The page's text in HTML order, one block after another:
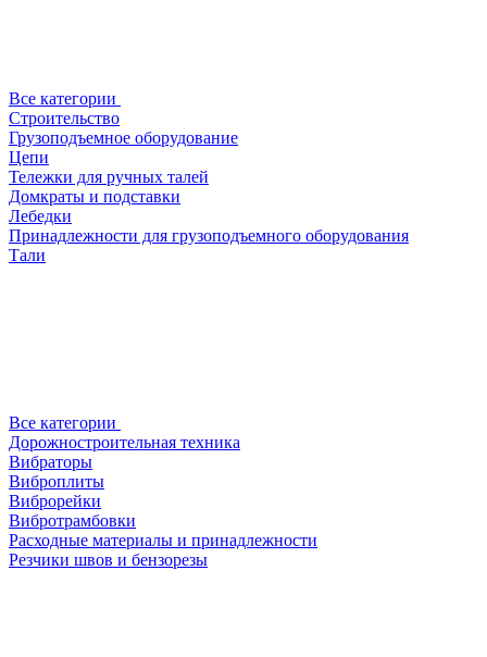
Все категории
Строительство
Грузоподъемное оборудование
Цепи
Тележки для ручных талей
Домкраты и подставки
Лебедки
Принадлежности для грузоподъемного оборудования
Тали
Все категории
Дорожностроительная техника
Вибраторы
Виброплиты
Виброрейки
Вибротрамбовки
Расходные материалы и принадлежности
Резчики швов и бензорезы